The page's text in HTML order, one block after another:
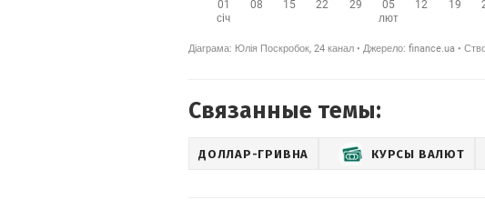
Связанные темы:
ДОЛЛАР-ГРИВНА КУРСЫ ВАЛЮТ